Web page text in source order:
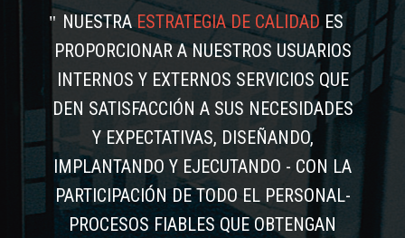
NUESTRAESTRATEGIA DE CALIDADES
PROPORCIONAR A NUESTROS USUARIOS
INTERNOS Y EXTERNOS SERVICIOS QUE
DEN SATISFACCIÓN A SUS NECESIDADES
Y EXPECTATIVAS, DISEÑANDO,
IMPLANTANDO Y EJECUTANDO - CON LA
PARTICIPACIÓN DE TODO EL PERSONAL-
PROCESOS FIABLES QUE OBTENGAN